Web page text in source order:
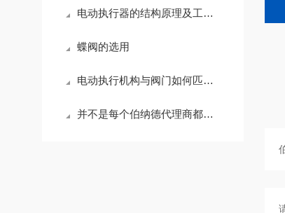
电动执行器的结构原理及工作原理
蝶阀的选用
电动执行机构与阀门如何匹配使用
并不是每个伯纳德代理商都是名副其实的。